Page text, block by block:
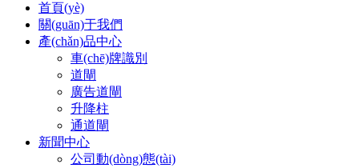
首頁(yè)
關(guān)于我們
產(chǎn)品中心
車(chē)牌識別
道閘
廣告道閘
升降柱
通道閘
新聞中心
公司動(dòng)態(tài)